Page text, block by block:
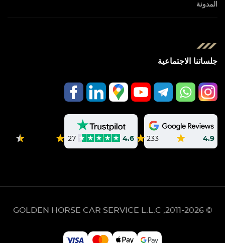
المدونة
جلساتنا الاجتماعية
4.9
233
4.6
27
© 2011-2026,
GOLDEN HORSE CAR SERVICE L.L.C